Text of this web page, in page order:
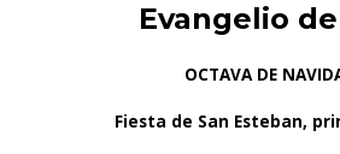
Evangelio
OCTAVA DE
Fiesta de San Esteban,